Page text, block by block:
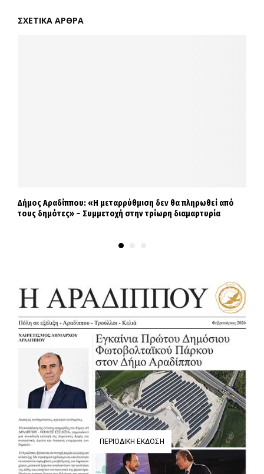
ΣΧΕΤΙΚΑ ΑΡΘΡΑ
Δήμος Αραδίππου: «Η μεταρρύθμιση δεν θα πληρωθεί από
τους δημότες» – Συμμετοχή στην τρίωρη διαμαρτυρία
ΠΕΡΙΟΔΙΚΉ ΈΚΔΟΣΗ